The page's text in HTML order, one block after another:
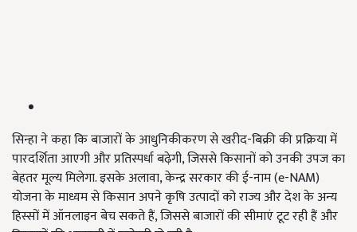
सिन्हा ने कहा कि बाजारों के आधुनिकीकरण से खरीद-बिक्री की प्रक्रिया में
पारदर्शिता आएगी और प्रतिस्पर्धा बढ़ेगी, जिससे किसानों को उनकी उपज का
बेहतर मूल्य मिलेगा. इसके अलावा, केन्द्र सरकार की ई-नाम (e-NAM)
योजना के माध्यम से किसान अपने कृषि उत्पादों को राज्य और देश के अन्य
हिस्सों में ऑनलाइन बेच सकते हैं, जिससे बाजारों की सीमाएं टूट रही हैं और